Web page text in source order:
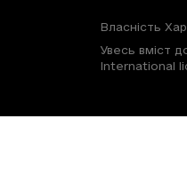
Власність
Увесь вміст
International